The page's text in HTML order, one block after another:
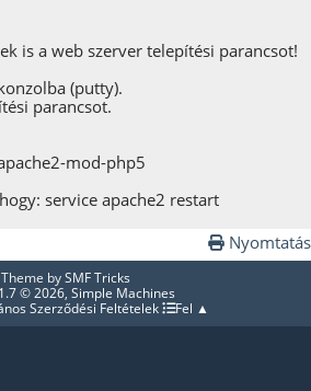
is a web szerver telepítési parancsot!
(putty).
parancsot.
mod-php5
service apache2 restart
Nyomtatás
Theme bySMF Tricks
© 2026, Simple Machines
Szerződési Feltételek Fel ▲